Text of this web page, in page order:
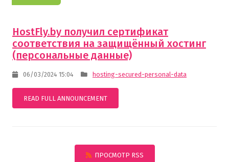
HostFly.by получил сертификат
соответствия на защищённый хостинг
(персональные данные)
06/03/2024 15:04 hosting-secured-personal-data
READ FULL ANNOUNCEMENT
ПРОСМОТР RSS